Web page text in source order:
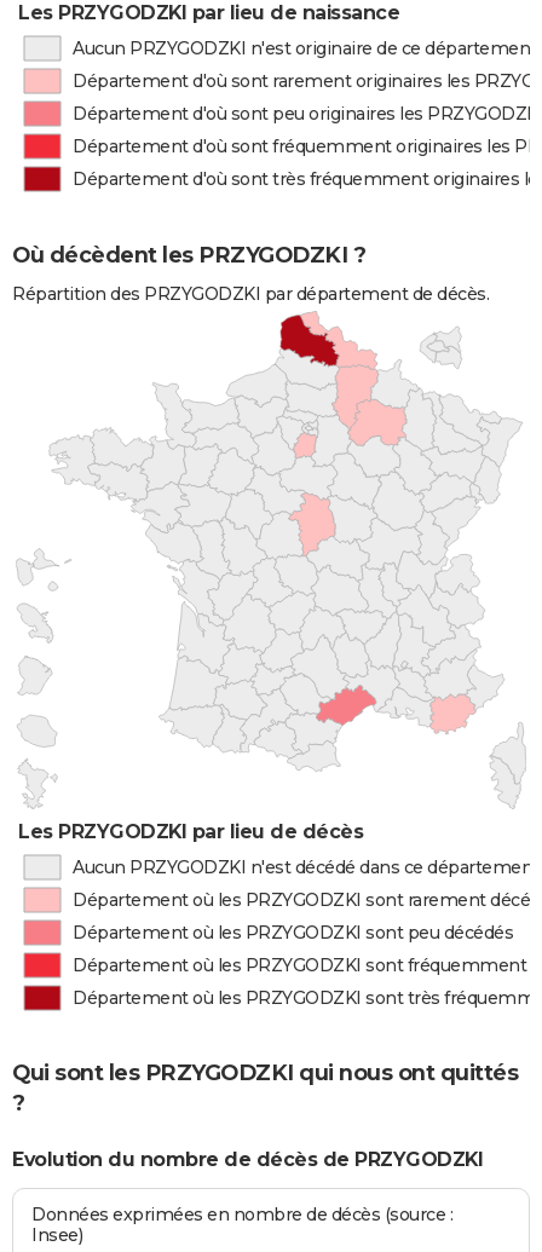
Les PRZYGODZKI par lieu de naissance
Aucun PRZYGODZKI n'est originaire de ce département
Département d'où sont rarement originaires les
Département d'où sont peu originaires les
Département d'où sont fréquemment originaires les
Département d'où sont très fréquemment originaires
Où décèdent les PRZYGODZKI ?
Répartition des PRZYGODZKI par département de décès.
Les PRZYGODZKI par lieu de décès
Aucun PRZYGODZKI n'est décédé dans ce département
Département où les PRZYGODZKI sont rarement
Département où les PRZYGODZKI sont peu décédés
Département où les PRZYGODZKI sont fréquemment
Département où les PRZYGODZKI sont très
Qui sont les PRZYGODZKI qui nous ont quittés
?
Evolution du nombre de décès de PRZYGODZKI
Données exprimées en nombre de décès (source :
Insee)